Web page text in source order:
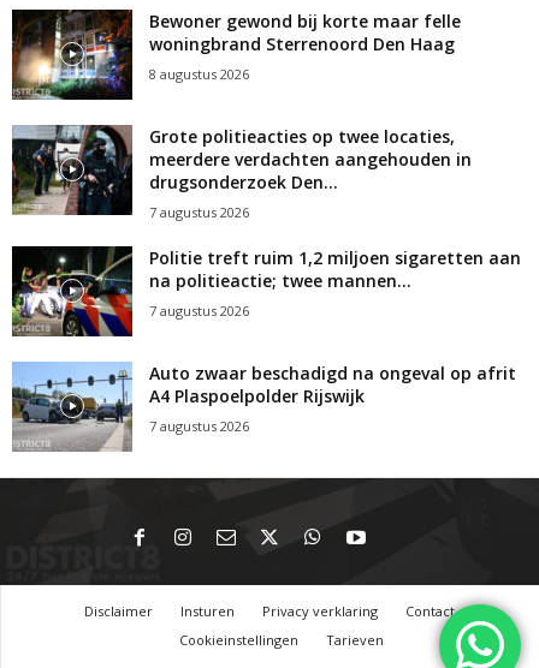
Bewoner gewond bij korte maar felle
woningbrand Sterrenoord Den Haag
8 augustus 2026
Grote politieacties op twee locaties,
meerdere verdachten aangehouden in
drugsonderzoek Den...
7 augustus 2026
Politie treft ruim 1,2 miljoen sigaretten aan
na politieactie; twee mannen...
7 augustus 2026
Auto zwaar beschadigd na ongeval op afrit
A4 Plaspoelpolder Rijswijk
7 augustus 2026
Disclaimer Insturen Privacy verklaring
Contact
Cookieinstellingen
Tarieven